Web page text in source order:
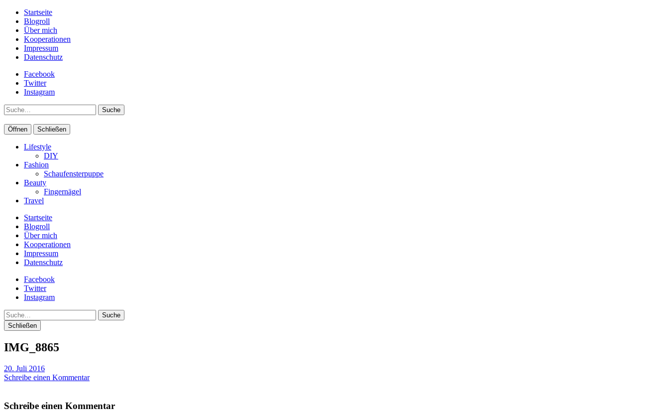
Startseite
Blogroll
Über mich
Kooperationen
Impressum
Datenschutz
Facebook
Twitter
Instagram
Suche
Öffnen Schließen
Lifestyle
DIY
Fashion
Schaufensterpuppe
Beauty
Fingernägel
Travel
Startseite
Blogroll
Über mich
Kooperationen
Impressum
Datenschutz
Facebook
Twitter
Instagram
Suche
Schließen
IMG_8865
20. Juli 2016
Schreibe einen Kommentar
Schreibe einen Kommentar